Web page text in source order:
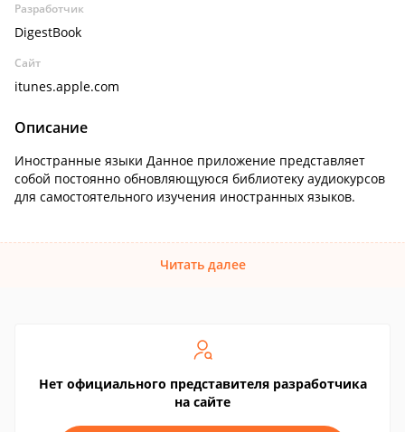
Разработчик
DigestBook
Сайт
itunes.apple.com
Описание
Иностранные языки Данное приложение представляет
собой постоянно обновляющуюся библиотеку аудиокурсов
для самостоятельного изучения иностранных языков.
Читать далее
Нет официального представителя разработчика
на сайте